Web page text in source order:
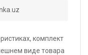
комплект
виде товара